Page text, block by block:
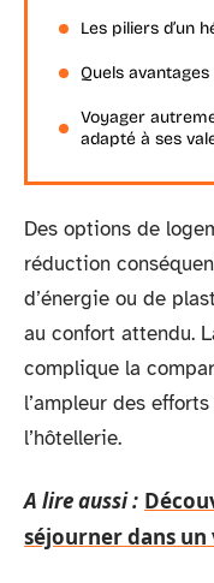
Les piliers d’un
Quels
Voyager
adapté à ses
Des options de
réduction
d’énergie ou de
au confort attendu.
complique la
l’ampleur des
l’hôtellerie.
A lire aussi :
séjourner dans un